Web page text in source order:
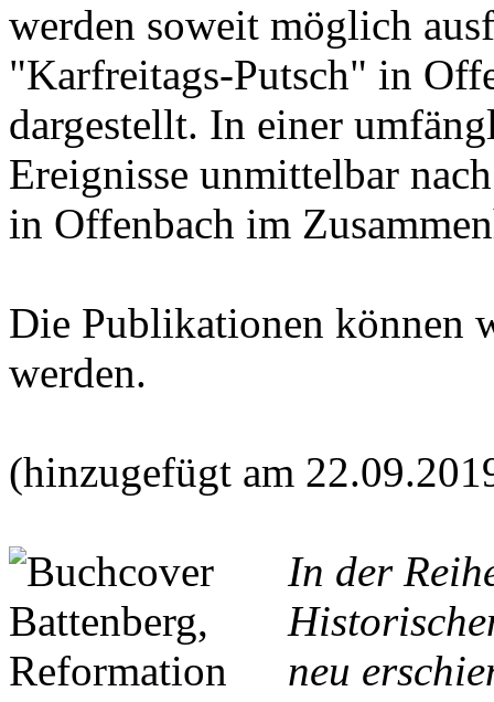
werden soweit möglich
"Karfreitags-Putsch" in
dargestellt. In einer
Ereignisse unmittelbar
in Offenbach im
Die Publikationen können
werden.
(hinzugefügt am
In der
neu